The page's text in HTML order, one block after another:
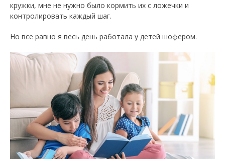
кружки, мне не нужно было кормить их с ложечки и
контролировать каждый шаг.
Но все равно я весь день работала у детей шофером.